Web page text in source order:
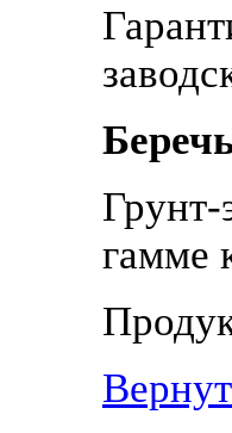
гамме